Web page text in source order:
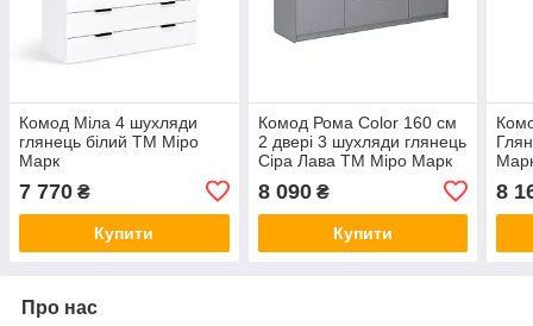
Комод Міла 4 шухляди
глянець білий ТМ Міро
Марк
7 770 ₴
Купити
Комод Рома Color 160 см
2 двері 3 шухляди глянець
Сіра Лава ТМ Міро Марк
8 090₴
Купити
8
Про нас